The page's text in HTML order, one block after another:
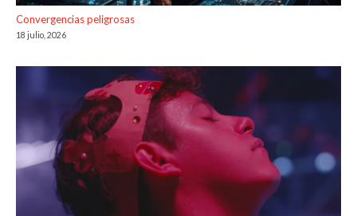
Convergencias peligrosas
18 julio, 2026